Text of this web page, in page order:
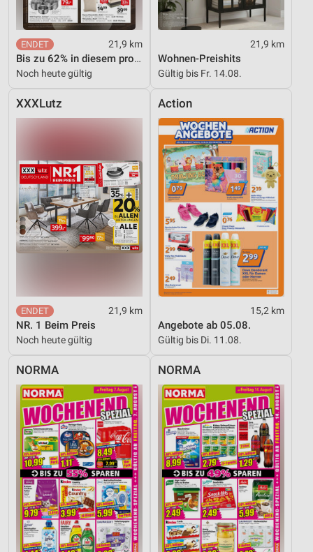
21,9 km
Bis zu 62% in diesem prospekt
Noch heute gültig
21,9 km
Wohnen-Preishits
Gültig bis Fr. 14.08.
XXXLutz
21,9 km
NR. 1 Beim Preis
Noch heute gültig
Action
15,2 km
Angebote ab 05.08.
Gültig bis Di. 11.08.
NORMA NORMA